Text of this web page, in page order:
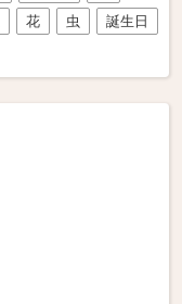
花 虫
誕生日